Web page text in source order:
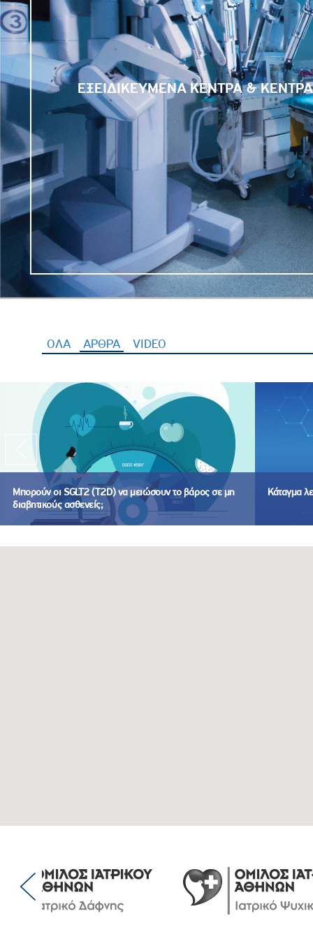
ΕΞΕΙΔΙΚΕΥΜΕΝΑ ΚΕΝΤΡΑ &
ΟΛΑ ΑΡΘΡΑ (ενεργή καρτέλα)
VIDEO
Μπορούν οι SGLT2 (T2D) να μειώσουν το βάρος σε μη
διαβητικούς ασθενείς;
Κάταγμα